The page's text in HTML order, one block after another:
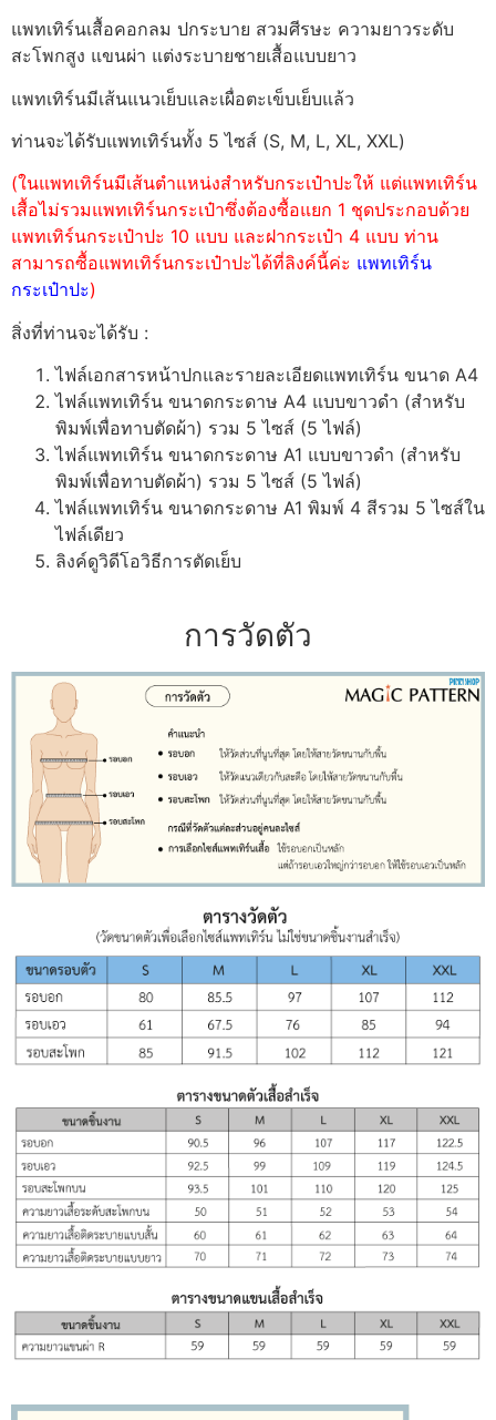
แพทเทิร์นเสื้อคอกลม ปกระบาย สวมศีรษะ ความยาวระดับ
สะโพกสูง แขนผ่า แต่งระบายชายเสื้อแบบยาว
แพทเทิร์นมีเส้นแนวเย็บและเผื่อตะเข็บเย็บแล้ว
ท่านจะได้รับแพทเทิร์นทั้ง 5 ไซส์ (S, M, L, XL, XXL)
(ในแพทเทิร์นมีเส้นตำแหน่งสำหรับกระเป๋าปะให้ แต่แพทเทิร์น
เสื้อไม่รวมแพทเทิร์นกระเป๋าซึ่งต้องซื้อแยก 1 ชุดประกอบด้วย
แพทเทิร์นกระเป๋าปะ 10 แบบ และฝากระเป๋า 4 แบบ ท่าน
สามารถซื้อแพทเทิร์นกระเป๋าปะได้ที่ลิงค์นี้ค่ะ แพทเทิร์น
กระเป๋าปะ)
สิ่งที่ท่านจะได้รับ :
ไฟล์เอกสารหน้าปกและรายละเอียดแพทเทิร์น ขนาด A4
ไฟล์แพทเทิร์น ขนาดกระดาษ A4 แบบขาวดำ (สำหรับ
พิมพ์เพื่อทาบตัดผ้า) รวม 5 ไซส์ (5 ไฟล์)
ไฟล์แพทเทิร์น ขนาดกระดาษ A1 แบบขาวดำ (สำหรับ
พิมพ์เพื่อทาบตัดผ้า) รวม 5 ไซส์ (5 ไฟล์)
ไฟล์แพทเทิร์น ขนาดกระดาษ A1 พิมพ์ 4 สีรวม 5 ไซส์ใน
ไฟล์เดียว
ลิงค์ดูวิดีโอวิธีการตัดเย็บ
การวัดตัว